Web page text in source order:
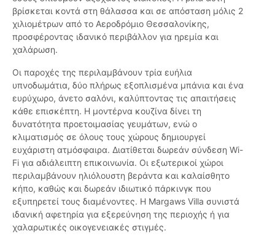
βρίσκεται κοντά στη θάλασσα και σε απόσταση μόλις 2
χιλιομέτρων από το Αεροδρόμιο Θεσσαλονίκης,
προσφέροντας ιδανικό περιβάλλον για ηρεμία και
χαλάρωση.
Οι παροχές της περιλαμβάνουν τρία ευήλια
υπνοδωμάτια, δύο πλήρως εξοπλισμένα μπάνια και ένα
ευρύχωρο, άνετο σαλόνι, καλύπτοντας τις απαιτήσεις
κάθε επισκέπτη. Η μοντέρνα κουζίνα δίνει τη
δυνατότητα προετοιμασίας γευμάτων, ενώ ο
κλιματισμός σε όλους τους χώρους δημιουργεί
ευχάριστη ατμόσφαιρα. Διατίθεται δωρεάν σύνδεση Wi-
Fi για αδιάλειπτη επικοινωνία. Οι εξωτερικοί χώροι
περιλαμβάνουν ηλιόλουστη βεράντα και καλαίσθητο
κήπο, καθώς και δωρεάν ιδιωτικό πάρκινγκ που
εξυπηρετεί τους διαμένοντες. Η Margaws Villa συνιστά
ιδανική αφετηρία για εξερεύνηση της περιοχής ή για
χαλαρωτικές οικογενειακές στιγμές.